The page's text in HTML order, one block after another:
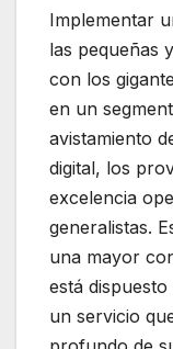
Implementar
las pequeñas
con los
en un
avistamiento
digital, los
excelencia
generalistas.
una mayor
está
un servicio